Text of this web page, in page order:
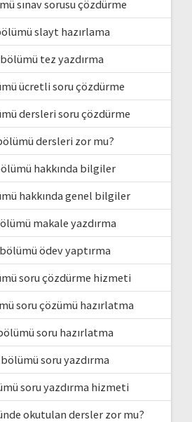
sınav sorusu çözdürme
slayt hazırlama
tez yazdırma
ücretli soru çözdürme
dersleri soru çözdürme
dersleri zor mu?
hakkında bilgiler
hakkında genel bilgiler
makale yazdırma
ödev yaptırma
soru çözdürme hizmeti
soru çözümü hazırlatma
soru hazırlatma
soru yazdırma
soru yazdırma hizmeti
okutulan dersler zor mu?